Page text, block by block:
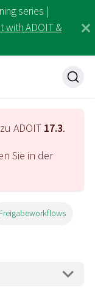
series |
with ADOIT &
ADOIT 17.3.
Sie in der
Freigabeworkflows